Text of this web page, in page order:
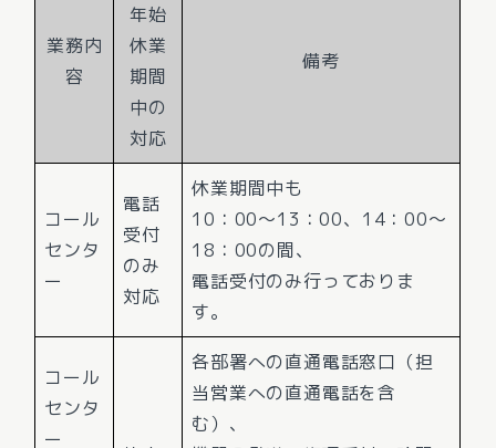
業務内
容
年始
休業
期間
中の
対応
備考
コール
センタ
ー
電話
受付
のみ
対応
休業期間中も
10：00～13：00、14：00～
18：00の間、
電話受付のみ行っておりま
す。
コール
センタ
ー
各部署への直通電話窓口（担
当営業への直通電話を含
む）、